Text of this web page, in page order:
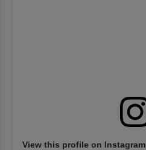
View this profile on Instagram